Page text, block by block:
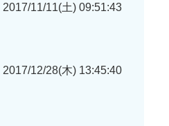
11/11(土) 09:51:43
12/28(木) 13:45:40